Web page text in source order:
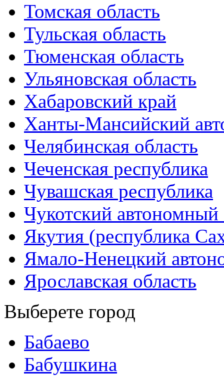
Томская область
Тульская область
Тюменская область
Ульяновская область
Хабаровский край
Ханты-Мансийский
Челябинская область
Чеченская республика
Чувашская республика
Чукотский автономный
Якутия (республика
Ямало-Ненецкий
Ярославская область
Выберете город
Бабаево
Бабушкина